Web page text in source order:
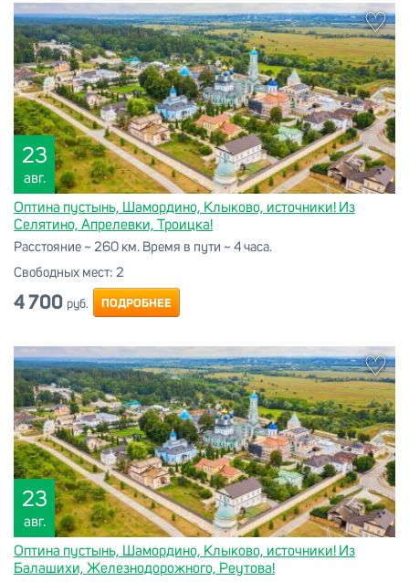
23
авг.
Оптина пустынь, Шамордино, Клыково, источники! Из
Селятино, Апрелевки, Троицка!
Расстояние ~ 260 км. Время в пути ~ 4 часа.
Свободных мест: 2
4 700 руб. ПОДРОБНЕЕ
23
авг.
Оптина пустынь, Шамордино, Клыково, источники! Из
Балашихи, Железнодорожного, Реутова!